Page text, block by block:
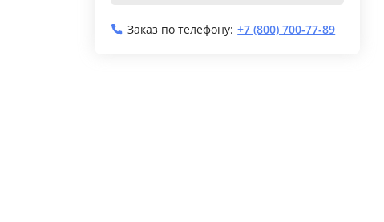
Заказ по телефону: +7 (800) 700-77-89